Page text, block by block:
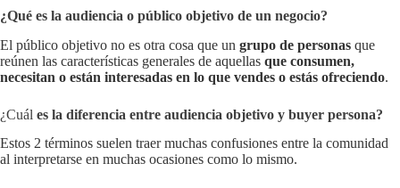
¿Qué es la audiencia o público objetivo de un negocio?
El público objetivo no es otra cosa que un grupo de personas que
reúnen las características generales de aquellas que consumen,
necesitan o están interesadas en lo que vendes o estás ofreciendo.
¿Cuál es la diferencia entre audiencia objetivo y buyer persona?
Estos 2 términos suelen traer muchas confusiones entre la comunidad
al interpretarse en muchas ocasiones como lo mismo.